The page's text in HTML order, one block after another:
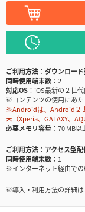
ご利用方法
ダウンロード
同時使用端末数
2
対応OS
iOS最新の２世
※コンテンツの使用にあ
※Androidは、Android２
末（Xperia、GALAXY、
必要メモリ容量
70 MB以
ご利用方法
アクセス型配
同時使用端末数
1
※インターネット経由での
※導入・利用方法の詳細は